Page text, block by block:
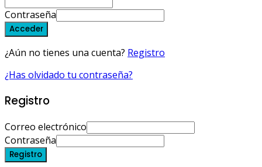
Contraseña
Acceder
¿Aún no tienes una cuenta? Registro
¿Has olvidado tu contraseña?
Registro
Correo electrónico
Contraseña
Registro